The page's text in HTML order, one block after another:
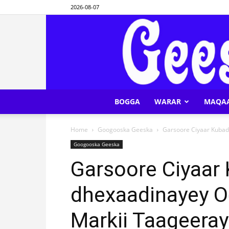
2026-08-07
BOGGA WARAR
Home Googooska Geeska Garsoore Ciyaar
Googooska Geeska
Garsoore Ciyaar
dhexaadinayey
Markii